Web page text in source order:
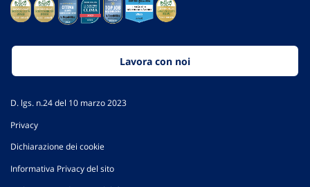
Lavora con noi
D. lgs. n.24 del 10 marzo 2023
Privacy
Dichiarazione dei cookie
Informativa Privacy del sito